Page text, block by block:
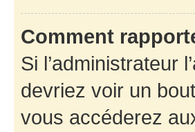
Comment
Si l’administrateur
devriez voir un
vous accéderez